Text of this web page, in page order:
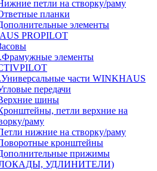
петли на створку/раму
планки
элементы
PROPILOT
элементы
части WINKHAUS
передачи
шины
петли верхние на
раму
нижние на створку/раму
кронштейны
прижимы
УДЛИНИТЕЛИ)